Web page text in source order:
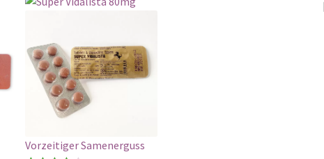
Vorzeitiger Samenerguss